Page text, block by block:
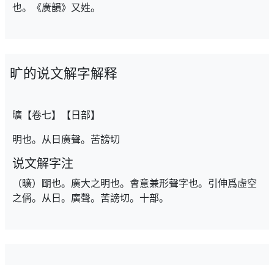
也。《廣韻》又姓。
旷的说文解字解释
曠【卷七】【日部】
明也。从日廣聲。苦謗切
说文解字注
（曠）朙也。廣大之明也。會意兼形聲字也。引伸爲虛空
之偁。从日。廣聲。苦謗切。十部。